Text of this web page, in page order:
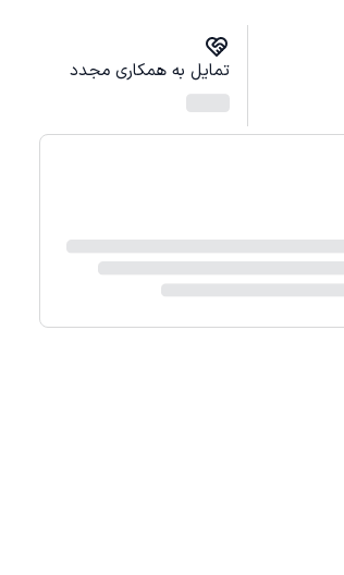
تمایل به همکاری مجدد